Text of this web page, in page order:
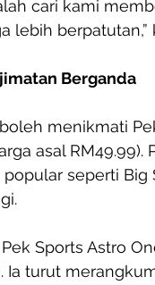
cari kami
lebih berpatutan,”
Berganda
menikmati
asal
seperti
Sports Astro
Ia turut